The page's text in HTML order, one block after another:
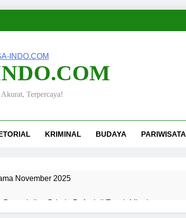
Terpercaya!
KRIMINAL BUDAYA PARIWISATA
November 2025
Bripda Rafael di Tanah Minahasa